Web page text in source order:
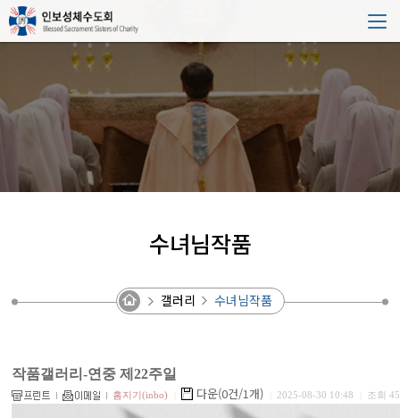
수녀님작품
갤러리 수녀님작품
작품갤러리-연중 제22주일
홈지기(inbo) 다운(0건/1개) 2025-08-30 10:48 조회